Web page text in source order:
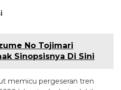
No Tojimari
Sinopsisnya Di Sini
memicu pergeseran tren